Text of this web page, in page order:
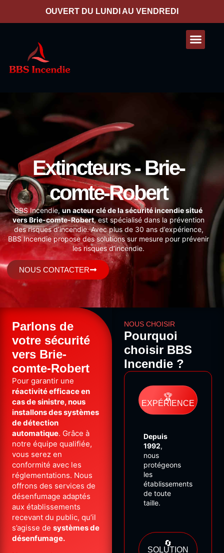
OUVERT DU LUNDI AU VENDREDI
Extincteurs - Brie-
comte-Robert
BBS Incendie,un acteur clé de la sécurité incendie situé
vers Brie-comte-Robert, est spécialisé dans la prévention
des risques d’incendie. Avec plus de 30 ans d’expérience,
BBS Incendie propose des solutions sur mesure pour prévenir
les risques d’incendie.
NOUS CONTACTER
Parlons de
votre sécurité
vers Brie-
comte-Robert
Pour garantir une
réactivité efficace en
cas de sinistre, nous
installons des systèmes
de détection
automatique. Grâce à
notre équipe qualifiée,
vous serez en
conformité avec les
réglementations. Nous
offrons des services de
désenfumage adaptés
aux établissements
recevant du public, qu’il
s’agisse de systèmes de
désenfumage.
NOUS CHOISIR
Pourquoi
choisir BBS
Incendie ?
🏆
EXPÉRIENCE
🔄
SOLUTION
Depuis
1992,
nous
protégeons
les
établissements
de toute
taille.